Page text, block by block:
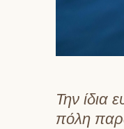
Την ίδια
πόλη